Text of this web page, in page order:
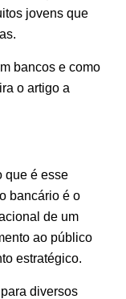
jovens que
bancos e como
o artigo a
que é esse
bancário é o
de um
ao público
estratégico.
diversos